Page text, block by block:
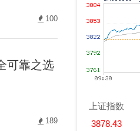
100
可靠之选
189
上证指数
3878.43